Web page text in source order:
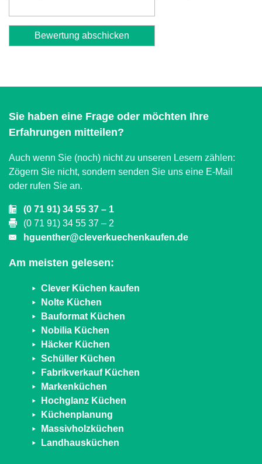
Sie haben eine Frage oder möchten Ihre
Erfahrungen mitteilen?
Auch wenn Sie (noch) nicht zu unseren Lesern zählen:
Zögern Sie nicht, sondern senden Sie uns eine E-Mail
oder rufen Sie an.
(0 71 91) 34 55 37 – 1
(0 71 91) 34 55 37 – 2
hguenther@cleverkuechenkaufen.de
Am meisten gelesen:
Clever Küchen kaufen
Nolte Küchen
Bauformat Küchen
Nobilia Küchen
Häcker Küchen
Schüller Küchen
Fabrikverkauf Küchen
Markenküchen
Hochglanz Küchen
Küchenplanung
Massivholzküchen
Landhausküchen